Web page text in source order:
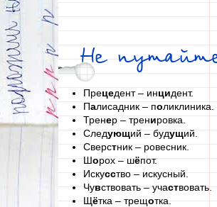
Не
Прецедент – инцидент.
Палисадник – поликлиника.
Тренер – тренировка.
Следующий – будущий.
Сверстник – ровесник.
Шорох – шёпот.
Искусство – искусный.
Чувствовать – участвовать.
Щётка – трещотка.